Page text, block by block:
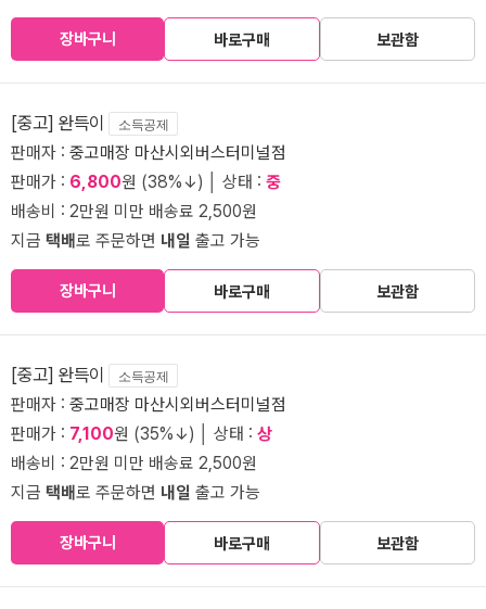
장바구니 바로구매 보관함
[중고] 완득이 소득공제
판매자 : 중고매장 마산시외버스터미널점
판매가 : 6,800원 (38%↓) │ 상태 : 중
배송비 : 2만원 미만 배송료 2,500원
지금 택배로 주문하면 내일 출고 가능
장바구니 바로구매 보관함
[중고] 완득이 소득공제
판매자 : 중고매장 마산시외버스터미널점
판매가 : 7,100원 (35%↓) │ 상태 : 상
배송비 : 2만원 미만 배송료 2,500원
지금 택배로 주문하면 내일 출고 가능
장바구니 바로구매 보관함